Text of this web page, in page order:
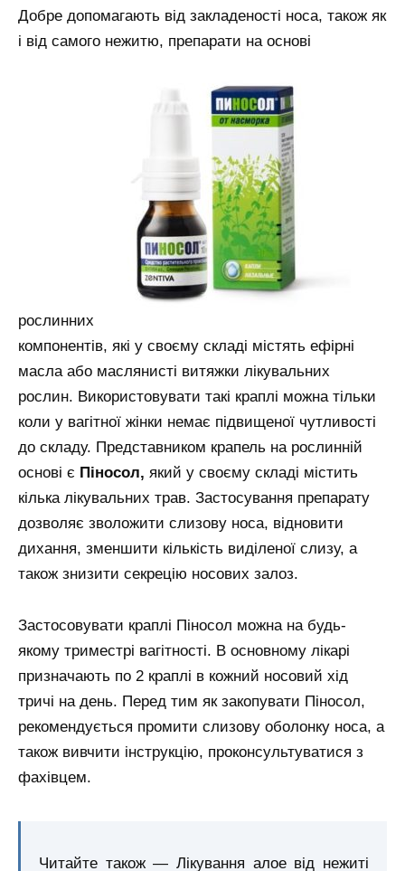
Добре допомагають від закладеності носа, також як
і від самого нежитю, препарати на основі
рослинних
компонентів, які у своєму складі містять ефірні
масла або маслянисті витяжки лікувальних
рослин. Використовувати такі краплі можна тільки
коли у вагітної жінки немає підвищеної чутливості
до складу. Представником крапель на рослинній
основі є Піносол, який у своєму складі містить
кілька лікувальних трав. Застосування препарату
дозволяє зволожити слизову носа, відновити
дихання, зменшити кількість виділеної слизу, а
також знизити секрецію носових залоз.
Застосовувати краплі Піносол можна на будь-
якому триместрі вагітності. В основному лікарі
призначають по 2 краплі в кожний носовий хід
тричі на день. Перед тим як закопувати Піносол,
рекомендується промити слизову оболонку носа, а
також вивчити інструкцію, проконсультуватися з
фахівцем.
Читайте також — Лікування алое від нежиті